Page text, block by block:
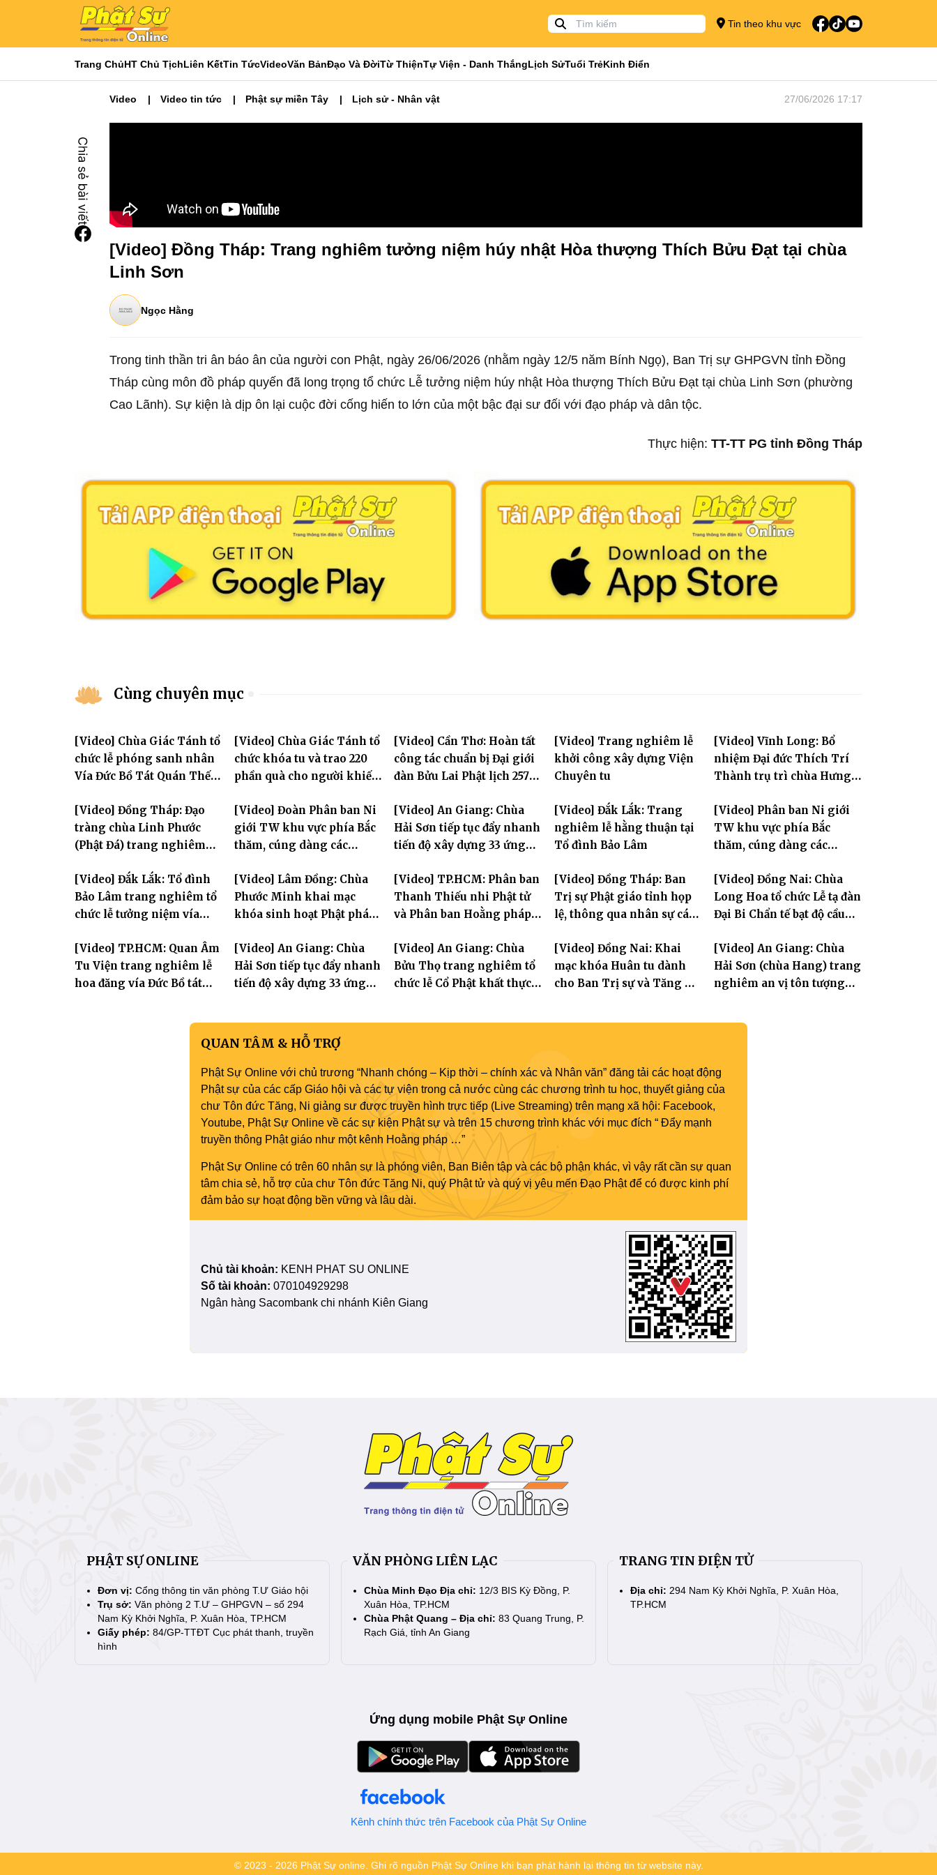
Tin theo khu vực
Trang ChủHT Chủ TịchLiên KếtTin TứcVideoVăn BảnĐạo Và ĐờiTừ ThiệnTự Viện - Danh ThắngLịch SửTuổi TrẻKinh Điển
Video Video tin tức Phật sự miền Tây Lịch sử - Nhân vật 27/06/2026 17:17
[Video] Đồng Tháp: Trang nghiêm tưởng niệm húy nhật Hòa thượng Thích Bửu Đạt tại chùa
Linh Sơn
Ngọc Hằng
Trong tinh thần tri ân báo ân của người con Phật, ngày 26/06/2026 (nhằm ngày 12/5 năm Bính Ngọ), Ban Trị sự GHPGVN tỉnh Đồng
Tháp cùng môn đồ pháp quyến đã long trọng tổ chức Lễ tưởng niệm húy nhật Hòa thượng Thích Bửu Đạt tại chùa Linh Sơn (phường
Cao Lãnh). Sự kiện là dịp ôn lại cuộc đời cống hiến to lớn của một bậc đại sư đối với đạo pháp và dân tộc.
Thực hiện: TT-TT PG tỉnh Đồng Tháp
Cùng chuyên mục
[Video] Chùa Giác Tánh tổ
chức lễ phóng sanh nhân
Vía Đức Bồ Tát Quán Thế
[Video] Chùa Giác Tánh tổ
chức khóa tu và trao 220
phần quà cho người khiếm
[Video] Cần Thơ: Hoàn tất
công tác chuẩn bị Đại giới
đàn Bửu Lai Phật lịch 2570,
đăng đàn cầu giới
[Video] Trang nghiêm lễ
khởi công xây dựng Viện
Chuyên tu
[Video] Vĩnh Long: Bổ
nhiệm Đại đức Thích Trí
Thành trụ trì chùa Hưng
[Video] Đồng Tháp: Đạo
tràng chùa Linh Phước
(Phật Đá) trang nghiêm
Hòa thượng Thích Nhuận
Sanh lần thứ 11
[Video] Đoàn Phân ban Ni
giới TW khu vực phía Bắc
thăm, cúng dàng các
mùa an cư PL.2570
[Video] An Giang: Chùa
Hải Sơn tiếp tục đẩy nhanh
tiến độ xây dựng 33 ứng
Âm
[Video] Đắk Lắk: Trang
nghiêm lễ hằng thuận tại
Tổ đình Bảo Lâm
[Video] Phân ban Ni giới
TW khu vực phía Bắc
thăm, cúng dàng các
Yên và thành phố Hải
Phòng
[Video] Đắk Lắk: Tổ đình
Bảo Lâm trang nghiêm tổ
chức lễ tưởng niệm vía
thành đạo và lễ Quy y Tam
bảo
[Video] Lâm Đồng: Chùa
Phước Minh khai mạc
khóa sinh hoạt Phật pháp
tay con" lần II
[Video] TP.HCM: Phân ban
Thanh Thiếu nhi Phật tử
và Phân ban Hoằng pháp
kết công tác Phật sự nhiệm
kỳ IX (2022 – 2027)
[Video] Đồng Tháp: Ban
Trị sự Phật giáo tỉnh họp
lệ, thông qua nhân sự các
[Video] Đồng Nai: Chùa
Long Hoa tổ chức Lễ tạ đàn
Đại Bi Chẩn tế bạt độ cầu
[Video] TP.HCM: Quan Âm
Tu Viện trang nghiêm lễ
hoa đăng vía Đức Bồ tát
[Video] An Giang: Chùa
Hải Sơn tiếp tục đẩy nhanh
tiến độ xây dựng 33 ứng
[Video] An Giang: Chùa
Bửu Thọ trang nghiêm tổ
chức lễ Cổ Phật khất thực
[Video] Đồng Nai: Khai
mạc khóa Huân tu dành
cho Ban Trị sự và Tăng Ni
[Video] An Giang: Chùa
Hải Sơn (chùa Hang) trang
nghiêm an vị tôn tượng
QUAN TÂM & HỖ TRỢ
Phật Sự Online với chủ trương “Nhanh chóng – Kịp thời – chính xác và Nhân văn” đăng tải các hoạt động
Phật sự của các cấp Giáo hội và các tự viện trong cả nước cùng các chương trình tu học, thuyết giảng của
chư Tôn đức Tăng, Ni giảng sư được truyền hình trực tiếp (Live Streaming) trên mạng xã hội: Facebook,
Youtube, Phật Sự Online về các sự kiện Phật sự và trên 15 chương trình khác với mục đích “ Đẩy mạnh
truyền thông Phật giáo như một kênh Hoằng pháp …”
Phật Sự Online có trên 60 nhân sự là phóng viên, Ban Biên tập và các bộ phận khác, vì vậy rất cần sự quan
tâm chia sẻ, hỗ trợ của chư Tôn đức Tăng Ni, quý Phật tử và quý vị yêu mến Đạo Phật để có được kinh phí
đảm bảo sự hoạt động bền vững và lâu dài.
Chủ tài khoản: KENH PHAT SU ONLINE
Số tài khoản: 070104929298
Ngân hàng Sacombank chi nhánh Kiên Giang
PHẬT SỰ ONLINE
Đơn vị: Cổng thông tin văn phòng T.Ư Giáo hội
Trụ sở: Văn phòng 2 T.Ư – GHPGVN – số 294
Nam Kỳ Khởi Nghĩa, P. Xuân Hòa, TP.HCM
Giấy phép: 84/GP-TTĐT Cục phát thanh, truyền
hình
VĂN PHÒNG LIÊN LẠC
Chùa Minh Đạo Địa chỉ: 12/3 BIS Kỳ Đồng, P.
Xuân Hòa, TP.HCM
Chùa Phật Quang – Địa chỉ: 83 Quang Trung, P.
Rạch Giá, tỉnh An Giang
TRANG TIN ĐIỆN TỬ
Địa chỉ: 294 Nam Kỳ Khởi Nghĩa, P. Xuân Hòa,
TP.HCM
Ứng dụng mobile Phật Sự Online
Kênh chính thức trên Facebook của Phật Sự Online
© 2023 - 2026 Phật Sự online. Ghi rõ nguồn Phật Sự Online khi bạn phát hành lại thông tin từ website này.